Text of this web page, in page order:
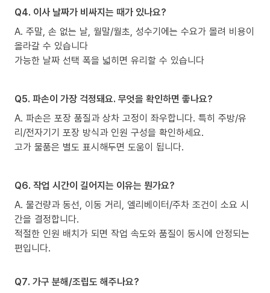
Q4. 이사 날짜가 비싸지는 때가 있나요?
A. 주말, 손 없는 날, 월말/월초, 성수기에는 수요가 몰려 비용이
올라갈 수 있습니다
가능한 날짜 선택 폭을 넓히면 유리할 수 있습니다
Q5. 파손이 가장 걱정돼요. 무엇을 확인하면 좋나요?
A. 파손은 포장 품질과 상차 고정이 좌우합니다. 특히 주방/유
리/전자기기 포장 방식과 인원 구성을 확인하세요.
고가 물품은 별도 표시해두면 도움이 됩니다.
Q6. 작업 시간이 길어지는 이유는 뭔가요?
A. 물건량과 동선, 이동 거리, 엘리베이터/주차 조건이 소요 시
간을 결정합니다.
적절한 인원 배치가 되면 작업 속도와 품질이 동시에 안정되는
편입니다.
Q7. 가구 분해/조립도 해주나요?